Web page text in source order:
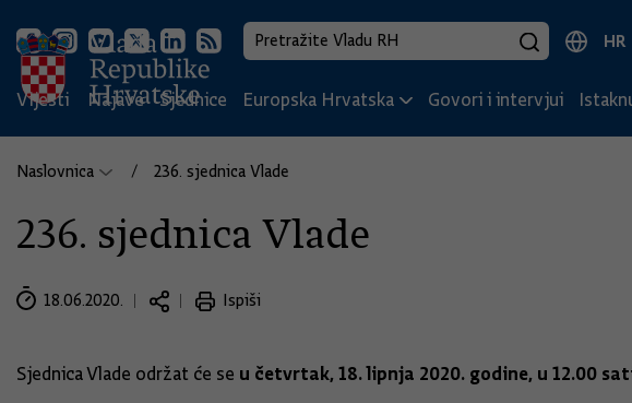
HR
Vijesti Najave Sjednice Europska Hrvatska Govori i intervjui
Naslovnica 236. sjednica Vlade
236. sjednica Vlade
18.06.2020. Ispiši
Sjednica Vlade održat će se u četvrtak, 18. lipnja 2020. godine, u 12.00